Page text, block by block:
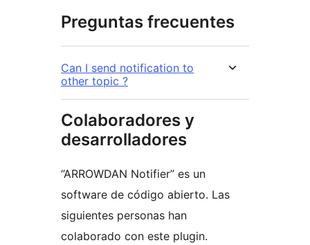
Preguntas frecuentes
Can I send notification to
other topic ?
Colaboradores y
desarrolladores
“ARROWDAN Notifier” es un
software de código abierto. Las
siguientes personas han
colaborado con este plugin.